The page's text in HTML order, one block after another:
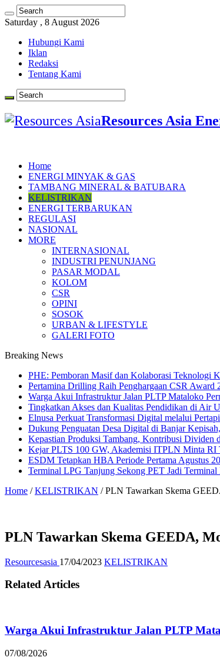
Saturday , 8 August 2026
Hubungi Kami
Iklan
Redaksi
Tentang Kami
Resources Asia
Home
ENERGI MINYAK & GAS
TAMBANG MINERAL & BATUBARA
KELISTRIKAN
ENERGI TERBARUKAN
REGULASI
NASIONAL
MORE
INTERNASIONAL
INDUSTRI PENUNJANG
PASAR MODAL
KOLOM
CSR
OPINI
SOSOK
URBAN & LIFESTYLE
GALERI FOTO
Breaking News
PHE: Pemboran Masif dan Kolaborasi Teknologi
Pertamina Drilling Raih Penghargaan CSR Award
Warga Akui Infrastruktur Jalan PLTP Mataloko
Tingkatkan Akses dan Kualitas Pendidikan di Air
Elnusa Perkuat Transformasi Digital melalui
Dukung Penguatan Desa Digital di Banjar
Kepastian Produksi Tambang, Kontribusi Dividen
Kejar PLTS 100 GW, Akademisi ITPLN Minta RI
ESDM Tetapkan HBA Periode Pertama Agustus
Terminal LPG Tanjung Sekong PET Jadi
Home / KELISTRIKAN / PLN Tawarkan Skema
PLN Tawarkan Skema GEEDA,
Resourcesasia 17/04/2023 KELISTRIKAN
Related Articles
Warga Akui Infrastruktur Jalan PLTP
07/08/2026